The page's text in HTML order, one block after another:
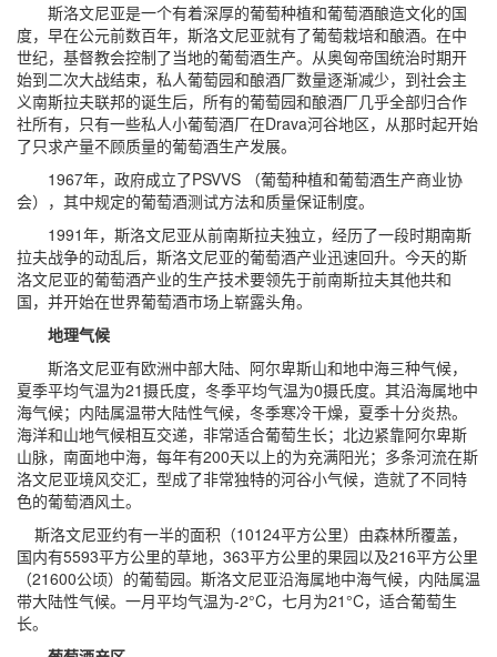
斯洛文尼亚是一个有着深厚的葡萄种植和葡萄酒酿造文化的国
度，早在公元前数百年，斯洛文尼亚就有了葡萄栽培和酿酒。在中
世纪，基督教会控制了当地的葡萄酒生产。从奥匈帝国统治时期开
始到二次大战结束，私人葡萄园和酿酒厂数量逐渐减少，到社会主
义南斯拉夫联邦的诞生后，所有的葡萄园和酿酒厂几乎全部归合作
社所有，只有一些私人小葡萄酒厂在Drava河谷地区，从那时起开始
了只求产量不顾质量的葡萄酒生产发展。
1967年，政府成立了PSVVS （葡萄种植和葡萄酒生产商业协
会），其中规定的葡萄酒测试方法和质量保证制度。
1991年，斯洛文尼亚从前南斯拉夫独立，经历了一段时期南斯
拉夫战争的动乱后，斯洛文尼亚的葡萄酒产业迅速回升。今天的斯
洛文尼亚的葡萄酒产业的生产技术要领先于前南斯拉夫其他共和
国，并开始在世界葡萄酒市场上崭露头角。
地理气候
斯洛文尼亚有欧洲中部大陆、阿尔卑斯山和地中海三种气候，
夏季平均气温为21摄氏度，冬季平均气温为0摄氏度。其沿海属地中
海气候；内陆属温带大陆性气候，冬季寒冷干燥，夏季十分炎热。
海洋和山地气候相互交递，非常适合葡萄生长；北边紧靠阿尔卑斯
山脉，南面地中海，每年有200天以上的为充满阳光；多条河流在斯
洛文尼亚境风交汇，型成了非常独特的河谷小气候，造就了不同特
色的葡萄酒风土。
斯洛文尼亚约有一半的面积（10124平方公里）由森林所覆盖，
国内有5593平方公里的草地，363平方公里的果园以及216平方公里
（21600公顷）的葡萄园。斯洛文尼亚沿海属地中海气候，内陆属温
带大陆性气候。一月平均气温为-2°C，七月为21°C，适合葡萄生
长。